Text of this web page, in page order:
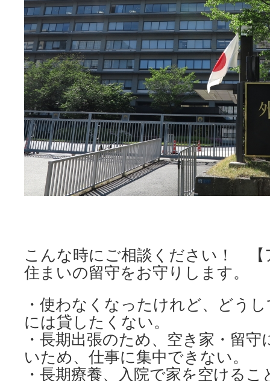
こんな時にご相談ください！ 【
住まいの留守をお守りします。
・使わなくなったけれど、どう
には貸したくない。
・長期出張のため、空き家・留
いため、仕事に集中できない。
・長期療養、入院で家を空ける